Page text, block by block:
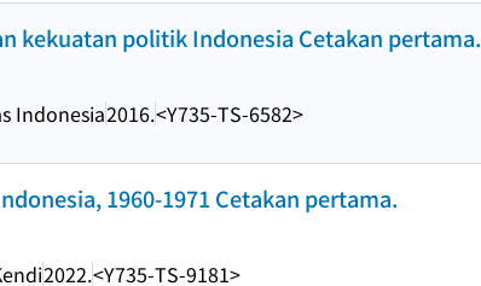
kekuatan politik Indonesia Cetakan pertama.
Indonesia2016.<Y735-TS-6582>
1960-1971 Cetakan pertama.
2022.<Y735-TS-9181>